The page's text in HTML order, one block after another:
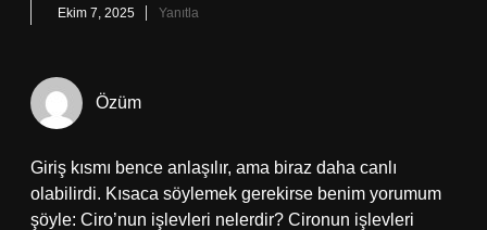
Ekim 7, 2025 Yanıtla
Özüm
Giriş kısmı bence anlaşılır, ama biraz daha canlı
olabilirdi. Kısaca söylemek gerekirse benim yorumum
şöyle: Ciro’nun işlevleri nelerdir? Cironun işlevleri